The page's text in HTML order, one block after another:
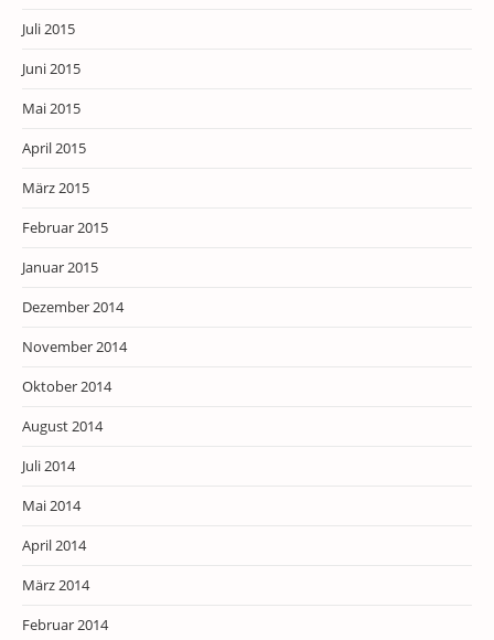
Juli 2015
Juni 2015
Mai 2015
April 2015
März 2015
Februar 2015
Januar 2015
Dezember 2014
November 2014
Oktober 2014
August 2014
Juli 2014
Mai 2014
April 2014
März 2014
Februar 2014